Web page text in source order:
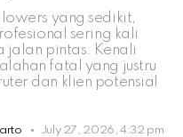
yang sedikit,
sering kali
jalan pintas. Kenali
fatal yang justru
dan klien potensial
July 27, 2026, 4:32 pm